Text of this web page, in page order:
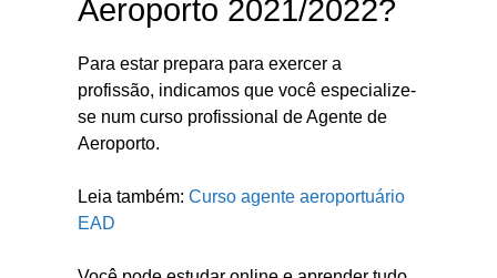
Aeroporto 2021/2022?
Para estar prepara para exercer a
profissão, indicamos que você especialize-
se num curso profissional de Agente de
Aeroporto.
Leia também: Curso agente aeroportuário
EAD